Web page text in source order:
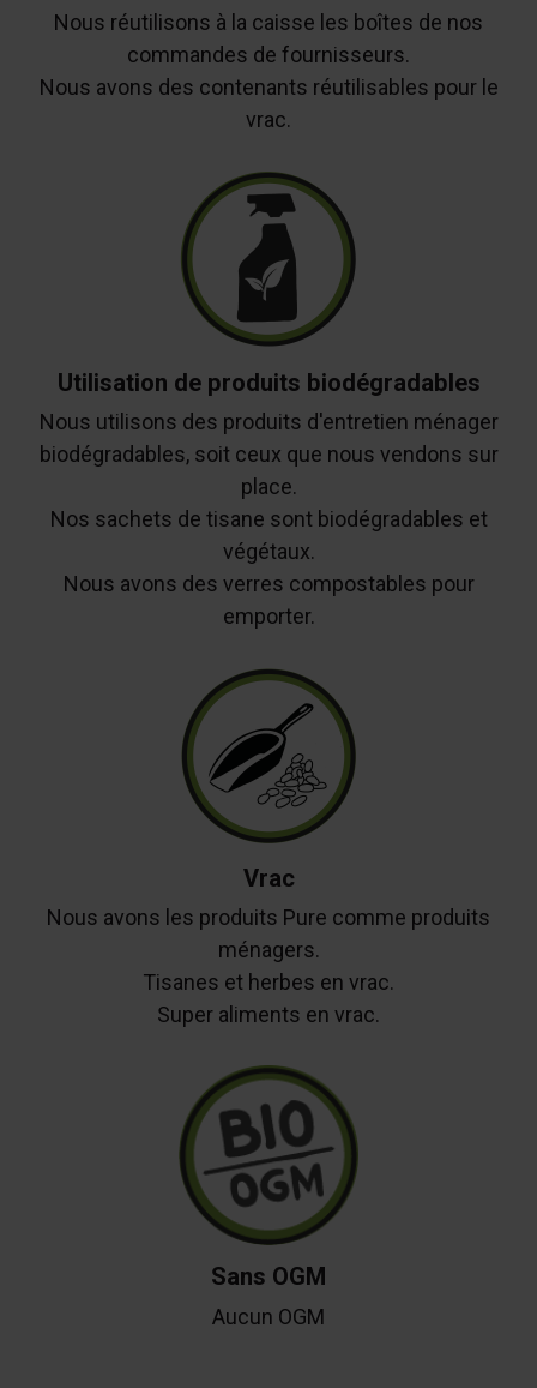
Nous réutilisons à la caisse les boîtes de nos
commandes de fournisseurs.
Nous avons des contenants réutilisables pour le
vrac.
Utilisation de produits biodégradables
Nous utilisons des produits d'entretien ménager
biodégradables, soit ceux que nous vendons sur
place.
Nos sachets de tisane sont biodégradables et
végétaux.
Nous avons des verres compostables pour
emporter.
Vrac
Nous avons les produits Pure comme produits
ménagers.
Tisanes et herbes en vrac.
Super aliments en vrac.
Sans OGM
Aucun OGM